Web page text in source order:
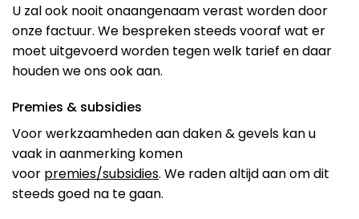
U zal ook nooit onaangenaam verast worden door
onze factuur. We bespreken steeds vooraf wat er
moet uitgevoerd worden tegen welk tarief en daar
houden we ons ook aan.
Premies & subsidies
Voor werkzaamheden aan daken & gevels kan u
vaak in aanmerking komen
voor premies/subsidies. We raden altijd aan om dit
steeds goed na te gaan.